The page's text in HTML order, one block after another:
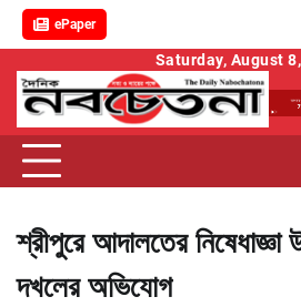
ePaper
content
Saturday, August
শ্রীপুরে আদালতের নিষেধাজ্ঞা
দখলের অভিযোগ